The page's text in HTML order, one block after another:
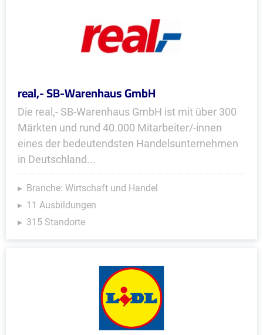
real,- SB-Warenhaus GmbH
Die real,- SB-Warenhaus GmbH ist mit über 300
Märkten und rund 40.000 Mitarbeiter/-innen
eines der bedeutendsten Handelsunternehmen
in Deutschland...
Branche: Wirtschaft und Handel
11 Ausbildungen
315 Standorte